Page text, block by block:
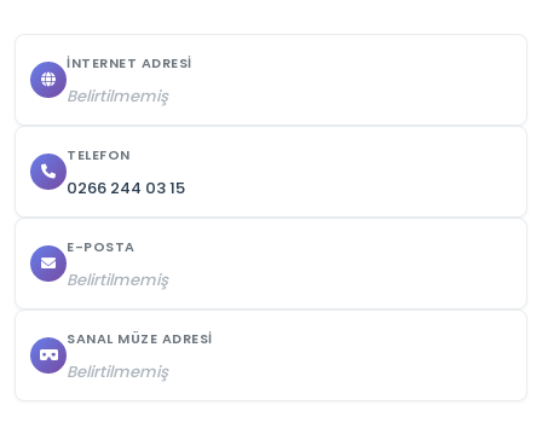
İNTERNET ADRESI
Belirtilmemiş
TELEFON
0266 244 03 15
E-POSTA
Belirtilmemiş
SANAL MÜZE ADRESI
Belirtilmemiş